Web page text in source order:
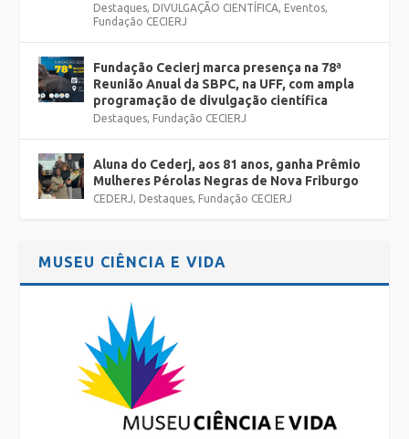
Destaques, DIVULGAÇÃO CIENTÍFICA, Eventos,
Fundação CECIERJ
Fundação Cecierj marca presença na 78ª
Reunião Anual da SBPC, na UFF, com ampla
programação de divulgação científica
Destaques, Fundação CECIERJ
Aluna do Cederj, aos 81 anos, ganha Prêmio
Mulheres Pérolas Negras de Nova Friburgo
CEDERJ, Destaques, Fundação CECIERJ
MUSEU CIÊNCIA E VIDA